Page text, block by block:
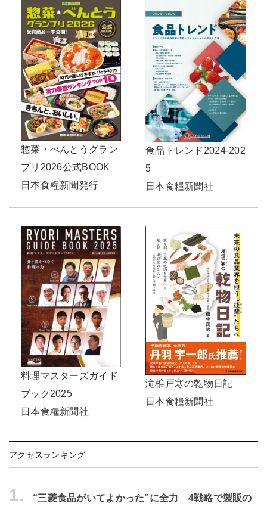
惣菜・べんとうグラン
プリ2026公式BOOK
日本食糧新聞発行
食品トレンド2024-202
5
日本食糧新聞社
料理マスターズガイド
ブック2025
日本食糧新聞社
滝椎戸寒の乾物日記
日本食糧新聞社
アクセスランキング
1.
“三菱食品がいてよかった”に全力 4戦略で製販の